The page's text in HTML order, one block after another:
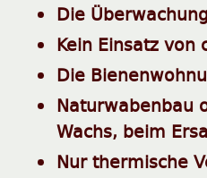
Die
Kein Einsatz
Die
Naturwabenbau
Wachs, beim
Nur thermische